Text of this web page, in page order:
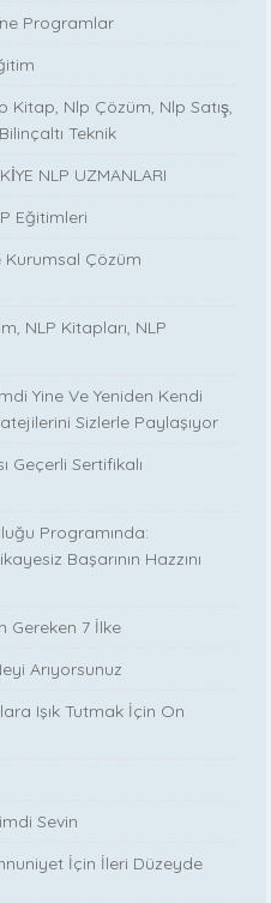
Programlar
Kitap, Nlp Çözüm, Nlp Satış,
Teknik
NLP UZMANLARI
Eğitimleri
Kurumsal Çözüm
NLP Kitapları, NLP
Yine Ve Yeniden Kendi
Sizlerle Paylaşıyor
Geçerli Sertifikalı
Programında:
Başarının Hazzını
Gereken 7 İlke
Arıyorsunuz
Işık Tutmak İçin On
Sevin
İçin İleri Düzeyde